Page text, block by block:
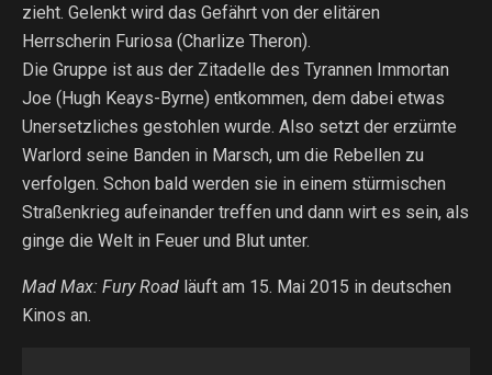
zieht. Gelenkt wird das Gefährt von der elitären
Herrscherin Furiosa (Charlize Theron).
Die Gruppe ist aus der Zitadelle des Tyrannen Immortan
Joe (Hugh Keays-Byrne) entkommen, dem dabei etwas
Unersetzliches gestohlen wurde. Also setzt der erzürnte
Warlord seine Banden in Marsch, um die Rebellen zu
verfolgen. Schon bald werden sie in einem stürmischen
Straßenkrieg aufeinander treffen und dann wirt es sein, als
ginge die Welt in Feuer und Blut unter.
Mad Max: Fury Road läuft am 15. Mai 2015 in deutschen
Kinos an.